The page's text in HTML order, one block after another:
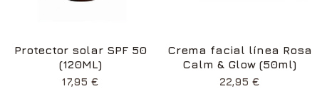
Vista rápida
Protector solar SPF 50
(120ML)
Precio
17,95 €
Vista rápida
Crema facial línea Rosa
Calm & Glow (50ml)
Precio
22,95 €